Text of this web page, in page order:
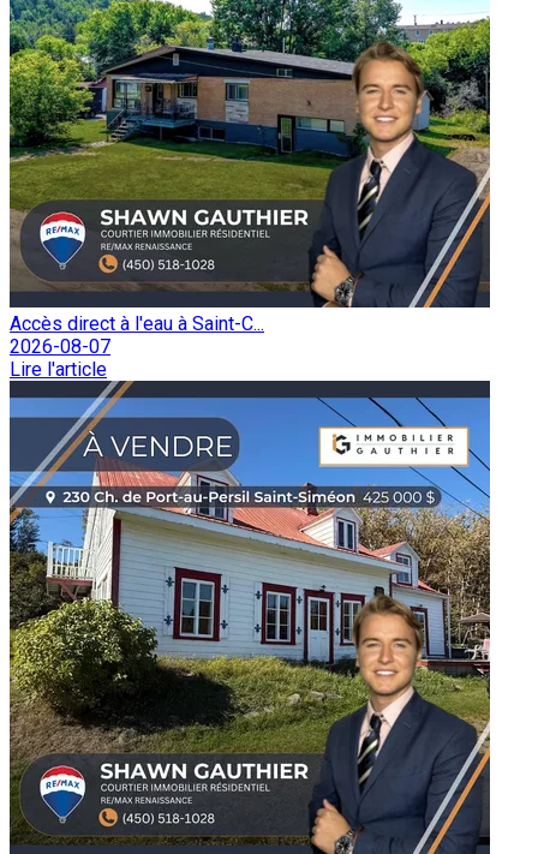
Accès direct à l'eau à Saint-C...
2026-08-07
Lire l'article